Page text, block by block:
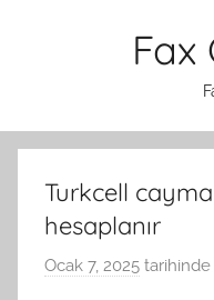
Fax
Turkcell
hesaplanır
Ocak 7, 2025